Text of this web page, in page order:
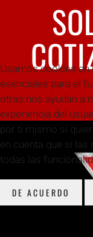
Usamos cookies en
esenciales para el
otras nos ayudan a
experiencia del
por ti mismo si
en cuenta que si las
todas las
DE ACUERDO